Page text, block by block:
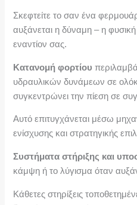
Σκεφτείτε το σαν ένα
αυξάνεται η δύναμη – η φυσική
εναντίον σας.
Κατανομή φορτίου
υδραυλικών δυνάμεων σε
συγκεντρώνει την πίεση σε
Αυτό επιτυγχάνεται μέσω
ενίσχυσης και στρατηγικής
Συστήματα στήριξης και
κάμψη ή το λύγισμα όταν
Κάθετες στηρίξεις